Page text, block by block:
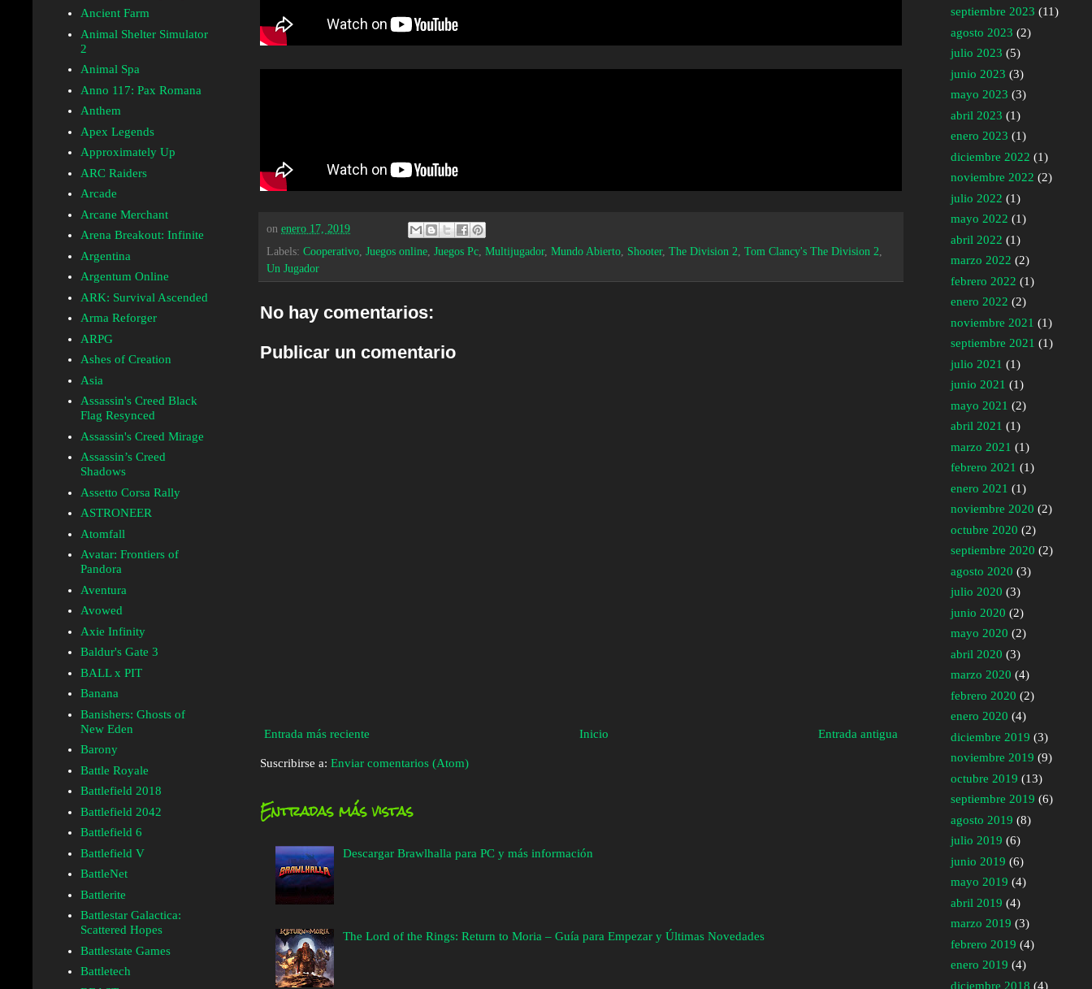
on enero 17, 2019
Labels: Cooperativo, Juegos online, Juegos Pc, Multijugador, Mundo Abierto, Shooter, The Division 2, Tom Clancy's The Division 2,
Un Jugador
No hay comentarios:
Publicar un comentario
Entrada más reciente Entrada antigua
Inicio
Suscribirse a: Enviar comentarios (Atom)
Entradas más vistas
Descargar Brawlhalla para PC y más información
The Lord of the Rings: Return to Moria – Guía para Empezar y Últimas Novedades
Ancient Farm
Animal Shelter Simulator
2
Animal Spa
Anno 117: Pax Romana
Anthem
Apex Legends
Approximately Up
ARC Raiders
Arcade
Arcane Merchant
Arena Breakout: Infinite
Argentina
Argentum Online
ARK: Survival Ascended
Arma Reforger
ARPG
Ashes of Creation
Asia
Assassin's Creed Black
Flag Resynced
Assassin's Creed Mirage
Assassin’s Creed
Shadows
Assetto Corsa Rally
ASTRONEER
Atomfall
Avatar: Frontiers of
Pandora
Aventura
Avowed
Axie Infinity
Baldur's Gate 3
BALL x PIT
Banana
Banishers: Ghosts of
New Eden
Barony
Battle Royale
Battlefield 2018
Battlefield 2042
Battlefield 6
Battlefield V
BattleNet
Battlerite
Battlestar Galactica:
Scattered Hopes
Battlestate Games
Battletech
septiembre 2023 (11)
agosto 2023 (2)
julio 2023 (5)
junio 2023 (3)
mayo 2023 (3)
abril 2023 (1)
enero 2023 (1)
diciembre 2022 (1)
noviembre 2022 (2)
julio 2022 (1)
mayo 2022 (1)
abril 2022 (1)
marzo 2022 (2)
febrero 2022 (1)
enero 2022 (2)
noviembre 2021 (1)
septiembre 2021 (1)
julio 2021 (1)
junio 2021 (1)
mayo 2021 (2)
abril 2021 (1)
marzo 2021 (1)
febrero 2021 (1)
enero 2021 (1)
noviembre 2020 (2)
octubre 2020 (2)
septiembre 2020 (2)
agosto 2020 (3)
julio 2020 (3)
junio 2020 (2)
mayo 2020 (2)
abril 2020 (3)
marzo 2020 (4)
febrero 2020 (2)
enero 2020 (4)
diciembre 2019 (3)
noviembre 2019 (9)
octubre 2019 (13)
septiembre 2019 (6)
agosto 2019 (8)
julio 2019 (6)
junio 2019 (6)
mayo 2019 (4)
abril 2019 (4)
marzo 2019 (3)
febrero 2019 (4)
enero 2019 (4)
diciembre 2018 (4)